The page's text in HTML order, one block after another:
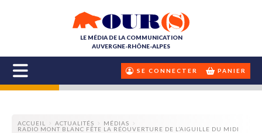
LE MÉDIA DE LA COMMUNICATION
AUVERGNE-RHÔNE-ALPES
SE CONNECTER PANIER
ACCUEIL ACTUALITÉS
MÉDIAS
RADIO MONT BLANC FÊTE LA RÉOUVERTURE DE L’AIGUILLE DU MIDI